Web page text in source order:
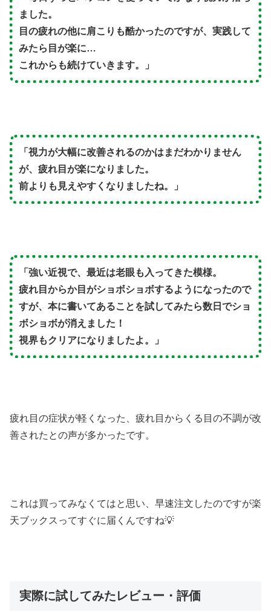
ました。
目の疲れの他に肩こりも酷かったのですが、実践して
みたら目が楽に…
これからも続けていきます。」
「視力が大幅に改善されるのかはまだわかりません
が、疲れ目が楽になりました。
前よりも見えやすくなりましたね。」
「強い近視で、最近は老眼も入ってきた模様。
疲れ目からか目がショボショボするようになったので
すが、本に書いてあることを試してみたら数日でショ
ボショボが消えました！
視界もクリアになりましたよ。」
疲れ目の症状が軽くなった、疲れ目からくる目の不調が改
善されたとの声が多かったです。
これは買ってみなくてはと思い、早速注文したのですが楽
天ブックスってすぐに届くんですね💡
実際に試してみたレビュー・評価